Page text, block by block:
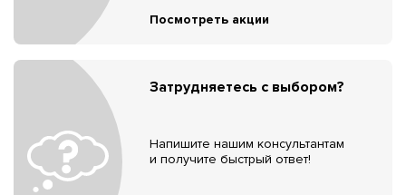
Посмотреть акции
Затрудняетесь с выбором?
Напишите нашим консультантам
и получите быстрый ответ!